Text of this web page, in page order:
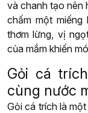
và chanh tạo nên
chấm một
thơm lừng, vị
của mắm khiến
Gỏi cá
cùng nước
Gỏi cá trích là